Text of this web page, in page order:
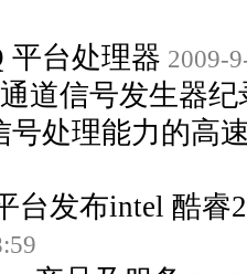
平台处理器 2009-
道信号发生器纪
处理能力的高
台发布intel 酷